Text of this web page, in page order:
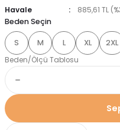
Havale
885,61 TL
Beden Seçin
S M L XL 2XL
Beden/Ölçü Tablosu